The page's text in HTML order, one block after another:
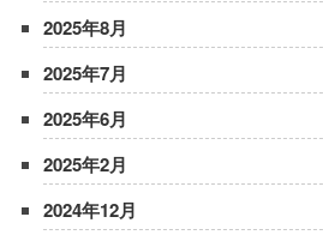
2025年8月
2025年7月
2025年6月
2025年2月
2024年12月